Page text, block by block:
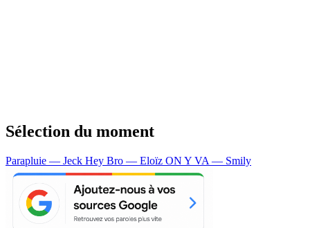
Sélection du moment
Parapluie — Jeck Hey Bro — Eloïz ON Y VA — Smily